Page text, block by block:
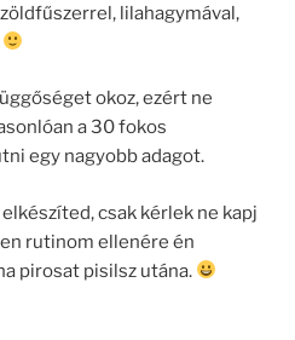
lilahagymával,
okoz, ezért ne
a 30 fokos
egy nagyobb adagot.
csak kérlek ne kapj
rutinom ellenére én
pirosat pisilsz utána.